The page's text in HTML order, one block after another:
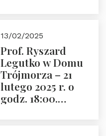
13/02/2025
Prof. Ryszard
Legutko w Domu
Trójmorza – 21
lutego 2025 r. o
godz. 18:00.